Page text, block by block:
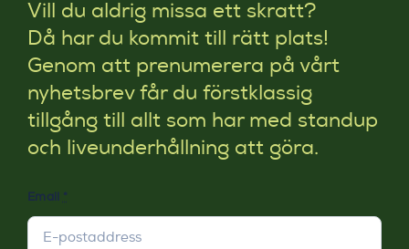
Vill du aldrig missa ett skratt?
Då har du kommit till rätt plats!
Genom att prenumerera på vårt
nyhetsbrev får du förstklassig
tillgång till allt som har med standup
och liveunderhållning att göra.
Email *